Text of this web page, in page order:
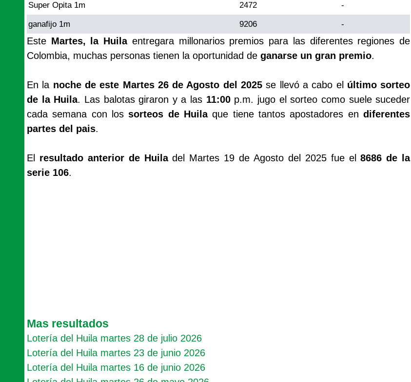
Super Opita 1m 2472 -
ganafijo 1m 9206 -
Este Martes, la Huila entregara millonarios premios para las diferentes regiones de
Colombia, muchas personas tienen la oportunidad de ganarse un gran premio.
En la noche de este Martes 26 de Agosto del 2025 se llevó a cabo el último sorteo
de la Huila. Las balotas giraron y a las 11:00p.m. jugo el sorteo como suele suceder
cada semana con lossorteos de Huilaque tiene tantos apostadores endiferentes
partes del pais.
El resultado anterior de Huiladel Martes 19 de Agosto del 2025 fue el8686 de la
serie 106.
Mas resultados
Lotería del Huila martes 28 de julio 2026
Lotería del Huila martes 23 de junio 2026
Lotería del Huila martes 16 de junio 2026